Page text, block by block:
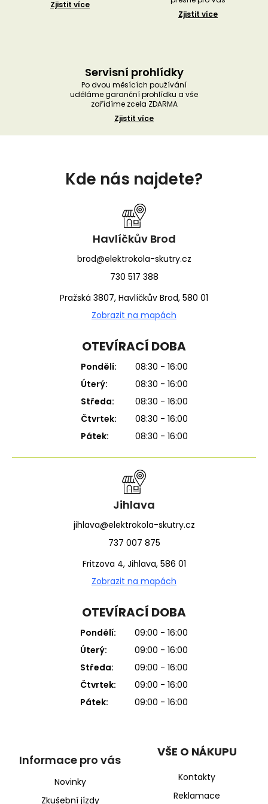
Zjistit více
Zjistit více
Servisní prohlídky
Po dvou měsících používání
uděláme garanční prohlídku a vše
zařídíme zcela ZDARMA
Zjistit více
Kde nás najdete?
Havlíčkův Brod
brod@elektrokola-skutry.cz
730 517 388
Pražská 3807, Havlíčkův Brod, 580 01
Zobrazit na mapách
OTEVÍRACÍ DOBA
Pondělí:
08:30 - 16:00
Úterý:
08:30 - 16:00
Středa:
08:30 - 16:00
Čtvrtek:
08:30 - 16:00
Pátek:
08:30 - 16:00
Jihlava
jihlava@elektrokola-skutry.cz
737 007 875
Fritzova 4, Jihlava, 586 01
Zobrazit na mapách
OTEVÍRACÍ DOBA
Pondělí:
09:00 - 16:00
Úterý:
09:00 - 16:00
Středa:
09:00 - 16:00
Čtvrtek:
09:00 - 16:00
Pátek:
09:00 - 16:00
Informace pro vás
Novinky
Zkušební jízdy
VŠE O NÁKUPU
Kontakty
Reklamace